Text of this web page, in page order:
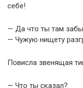
себе!
— Да что ты там
— Чужую нищету
Повисла звенящая
— Что ты сказал?